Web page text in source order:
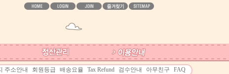
주소안내 회원등급 배송요율 Tax Refund 검수안내 아무친구 FAQ